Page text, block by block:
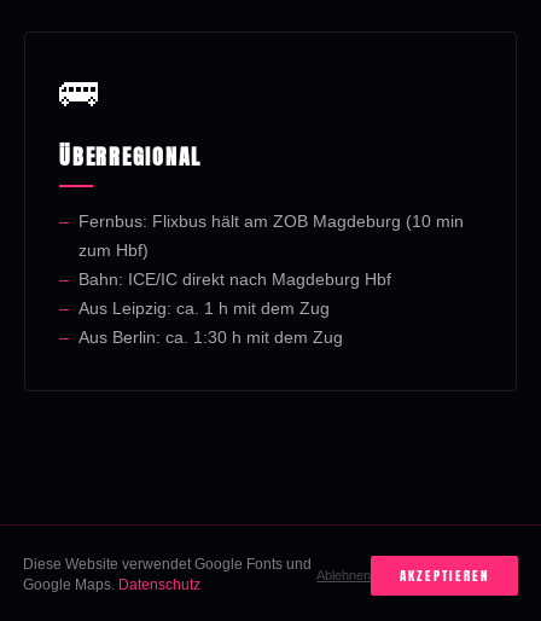
🚌
ÜBERREGIONAL
Fernbus: Flixbus hält am ZOB Magdeburg (10 min
zum Hbf)
Bahn: ICE/IC direkt nach Magdeburg Hbf
Aus Leipzig: ca. 1 h mit dem Zug
Aus Berlin: ca. 1:30 h mit dem Zug
♡ © 2026 LOVE MUSICFESTIVAL · ALLE RECHTE VORBEHALTEN
Diese Website verwendet Google Fonts und
Google Maps.
Datenschutz
Ablehnen AKZEPTIEREN